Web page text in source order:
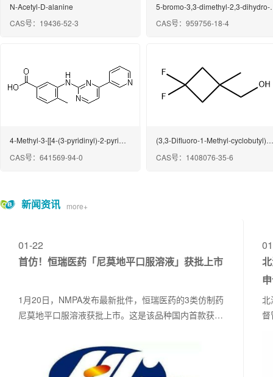
N-Acetyl-D-alanine
CAS号：19436-52-3
5-bromo-
CAS号：959756-18-4
4-Methyl-3-[[4-(3-pyridinyl)-2-pyrimidinyl]amino]benzoic acid
CAS号：641569-94-0
(3,3-Difluoro-1-Methyl-cyclobutyl)Methanol
CAS号：1408076-35-6
新闻资讯 more+
01-22
首仿！恒瑞医药「尼莫地平口服溶液」获批上市
1月20日，NMPA发布最新批件，恒瑞医药的3类仿制药
尼莫地平口服溶液获批上市。这是该品种国内首款获批
北
督